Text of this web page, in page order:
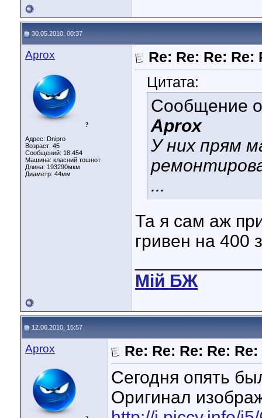
30.05.2010, 00:37
Aprox
?
Адрес: Dnipro
Возраст: 45
Сообщений: 18,454
Машина: класний тошнот
Длина: 193290мкм
Диаметр: 44мм
Re: Re: Re: Re:
Цитата:
Сообщение
Aprox
У них прям
...
Та я сам аж
гривен на 400
Мiй БЖ
12.06.2010, 15:57
Aprox Re: Re: Re: Re:
Сегодня опять
Оригинал